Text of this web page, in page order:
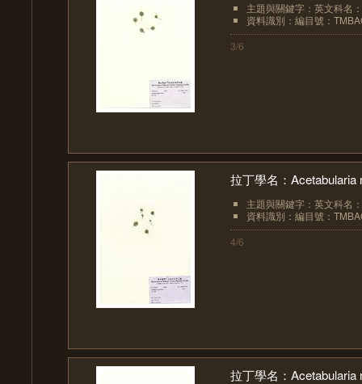
主題與關鍵字：英文科名
資料識別：編目號：
3/6
拉丁學名：Acetabularia
主題與關鍵字：英文科名
資料識別：編目號：
4/6
拉丁學名：Acetabularia